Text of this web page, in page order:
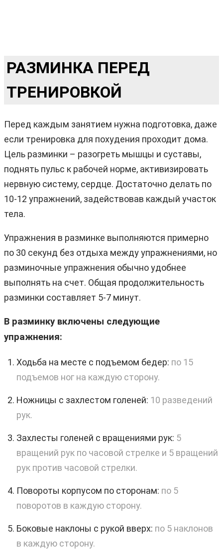
РАЗМИНКА ПЕРЕД
ТРЕНИРОВКОЙ
Перед каждым занятием нужна подготовка, даже
если тренировка для похудения проходит дома.
Цель разминки – разогреть мышцы и суставы,
поднять пульс к рабочей норме, активизировать
нервную систему, сердце. Достаточно делать по
10-12 упражнений, задействовав каждый участок
тела.
Упражнения в разминке выполняются примерно
по 30 секунд без отдыха между упражнениями, но
разминочные упражнения обычно удобнее
выполнять на счет. Общая продолжительность
разминки составляет 5-7 минут.
В разминку включены следующие
упражнения:
Ходьба на месте с подъемом бедер: по 15
подъемов ног на каждую сторону.
Ножницы с захлестом голеней: 10 разведений
рук.
Захлесты голеней с вращениями рук: 5
вращений рук по часовой стрелке и 5 вращений
рук против часовой стрелки.
Повороты корпусом по сторонам: по 5
поворотов в каждую сторону.
Боковые наклоны с рукой вверх: по 5 наклонов
в каждую сторону.